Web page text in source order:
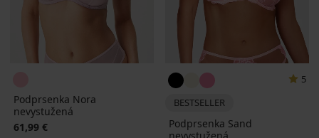
Podprsenka Nora
nevystužená
61,99 €
5
BESTSELLER
Podprsenka Sand